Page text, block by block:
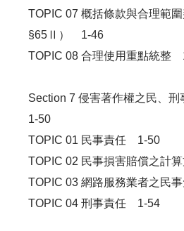
TOPIC 07 概括條款與合理範
§65Ⅱ） 1-46
TOPIC 08 合理使用重點統整
Section 7 侵害著作權之民、
1-50
TOPIC 01 民事責任 1-50
TOPIC 02 民事損害賠償之計
TOPIC 03 網路服務業者之民
TOPIC 04 刑事責任 1-54